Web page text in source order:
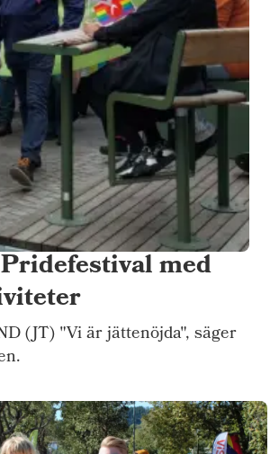
med
(JT) "Vi är jättenöjda", säger